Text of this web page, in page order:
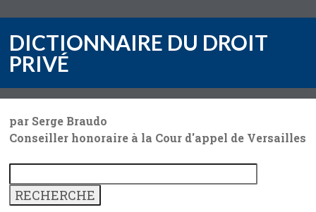
DICTIONNAIRE DU DROIT
PRIVÉ
par Serge Braudo
Conseiller honoraire à la Cour d'appel de Versailles